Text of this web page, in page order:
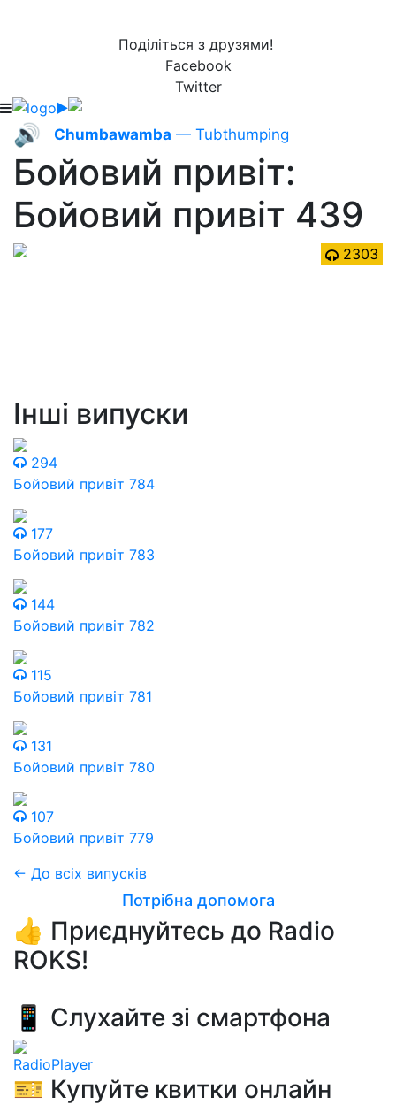
Поділіться з друзями!
Facebook
Twitter
🔊 Chumbawamba — Tubthumping
Бойовий привіт:
Бойовий привіт 439
2303
Інші випуски
294
Бойовий привіт 784
177
Бойовий привіт 783
144
Бойовий привіт 782
115
Бойовий привіт 781
131
Бойовий привіт 780
107
Бойовий привіт 779
← До всіх випусків
Потрібна допомога
👍 Приєднуйтесь до Radio
ROKS!
📱 Слухайте зі смартфона
RadioPlayer
🎫 Купуйте квитки онлайн